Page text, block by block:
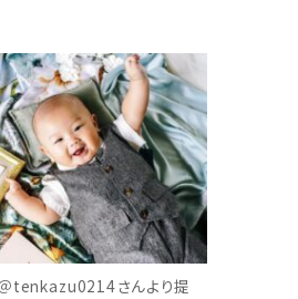
tenkazu0214さんより提